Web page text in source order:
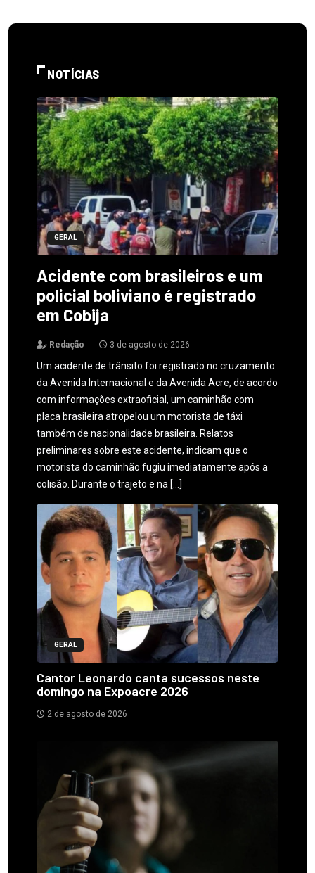
NOTÍCIAS
GERAL
Acidente com brasileiros e um
policial boliviano é registrado
em Cobija
Redação 3 de agosto de 2026
Um acidente de trânsito foi registrado no cruzamento
da Avenida Internacional e da Avenida Acre, de acordo
com informações extraoficial, um caminhão com
placa brasileira atropelou um motorista de táxi
também de nacionalidade brasileira. Relatos
preliminares sobre este acidente, indicam que o
motorista do caminhão fugiu imediatamente após a
colisão. Durante o trajeto e na […]
GERAL
Cantor Leonardo canta sucessos neste
domingo na Expoacre 2026
2 de agosto de 2026